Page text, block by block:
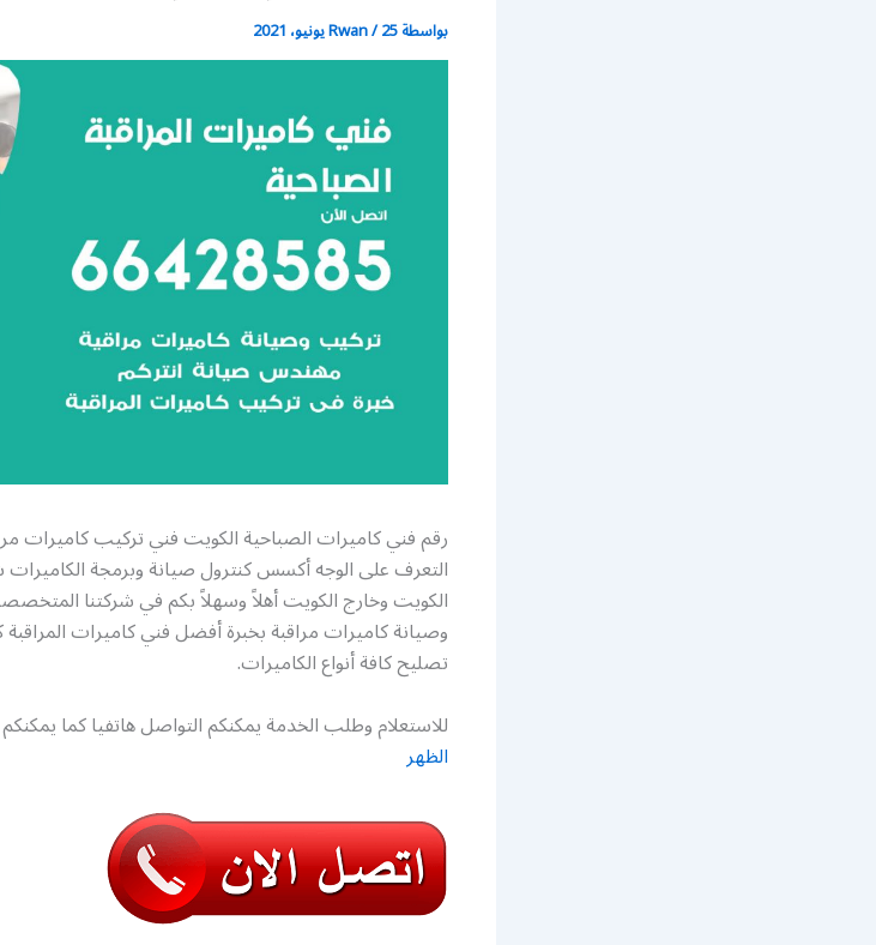
بواسطة Rwan/25 يونيو، 2021
رقم فني كاميرات الصباحية الكويت فني تركيب كاميرات
التعرف على الوجه أكسس كنترول صيانة وبرمجة
الكويت وخارج الكويت أهلاً وسهلاً بكم في شركتنا
وصيانة كاميرات مراقبة بخبرة أفضل فني كاميرات
تصليح كافة أنواع الكاميرات.
للاستعلام وطلب الخدمة يمكنكم التواصل هاتفيا كما
الظهر